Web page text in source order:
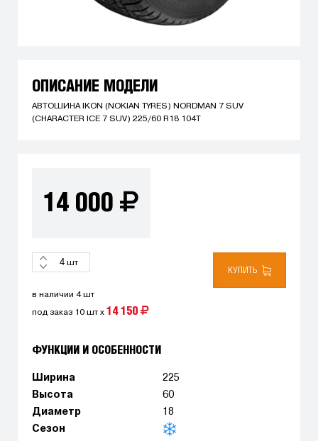
ОПИСАНИЕ МОДЕЛИ
АВТОШИНА IKON (NOKIAN TYRES) NORDMAN 7 SUV
(CHARACTER ICE 7 SUV) 225/60 R18 104T
14 000
шт
КУПИТЬ
в наличии 4 шт
под заказ 10 шт x 14 150
ФУНКЦИИ И ОСОБЕННОСТИ
Ширина
225
Высота
60
Диаметр
18
Сезон